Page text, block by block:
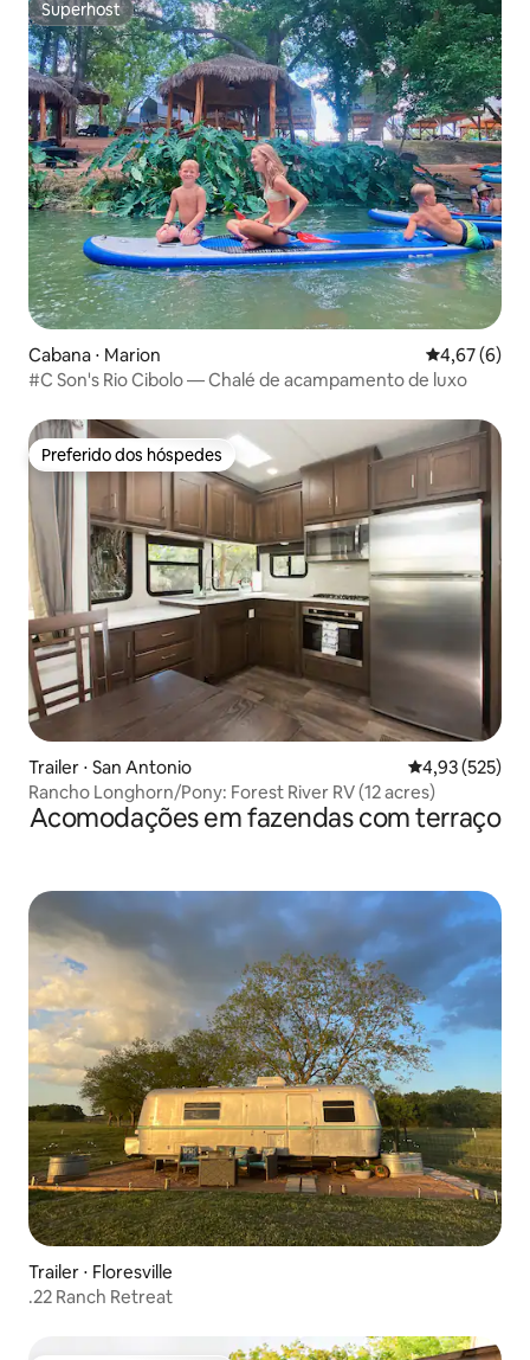
Superhost
Superhost
Cabana ⋅ Marion 4,67 de uma
4,67 (6)
#C Son's Rio Cibolo — Chalé de acampamento de luxo
Preferido dos hóspedes
Preferido dos hóspedes
Trailer ⋅ San Antonio 4,93 de uma
4,93 (525)
Rancho Longhorn/Pony: Forest River RV (12 acres)
Acomodações em fazendas com terraço
Trailer ⋅ Floresville
.22 Ranch Retreat